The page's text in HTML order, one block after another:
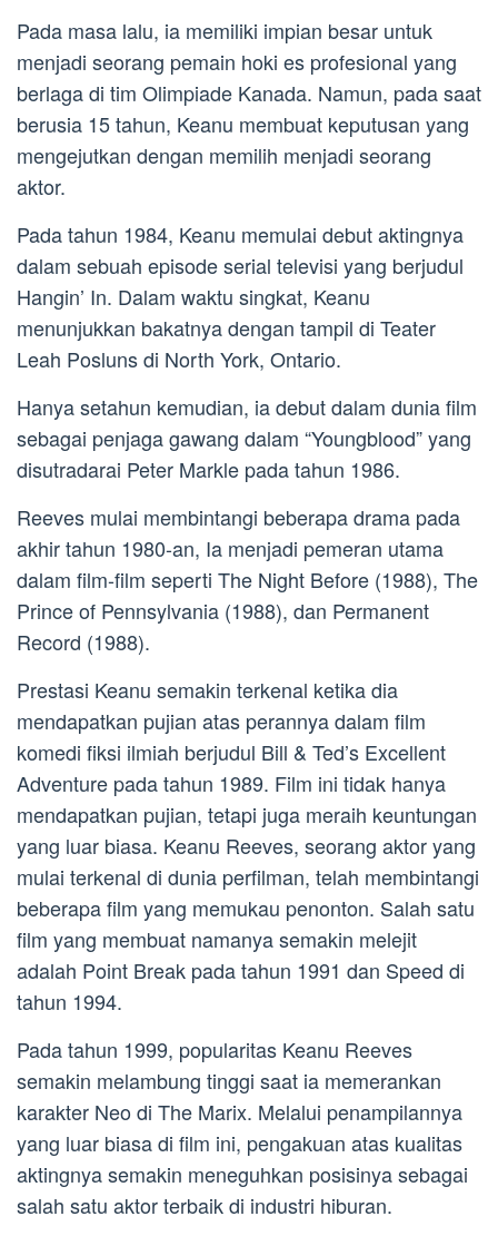
Pada masa lalu, ia memiliki impian besar untuk
menjadi seorang pemain hoki es profesional yang
berlaga di tim Olimpiade Kanada. Namun, pada saat
berusia 15 tahun, Keanu membuat keputusan yang
mengejutkan dengan memilih menjadi seorang
aktor.
Pada tahun 1984, Keanu memulai debut aktingnya
dalam sebuah episode serial televisi yang berjudul
Hangin’ In. Dalam waktu singkat, Keanu
menunjukkan bakatnya dengan tampil di Teater
Leah Posluns di North York, Ontario.
Hanya setahun kemudian, ia debut dalam dunia film
sebagai penjaga gawang dalam “Youngblood” yang
disutradarai Peter Markle pada tahun 1986.
Reeves mulai membintangi beberapa drama pada
akhir tahun 1980-an, Ia menjadi pemeran utama
dalam film-film seperti The Night Before (1988), The
Prince of Pennsylvania (1988), dan Permanent
Record (1988).
Prestasi Keanu semakin terkenal ketika dia
mendapatkan pujian atas perannya dalam film
komedi fiksi ilmiah berjudul Bill & Ted’s Excellent
Adventure pada tahun 1989. Film ini tidak hanya
mendapatkan pujian, tetapi juga meraih keuntungan
yang luar biasa. Keanu Reeves, seorang aktor yang
mulai terkenal di dunia perfilman, telah membintangi
beberapa film yang memukau penonton. Salah satu
film yang membuat namanya semakin melejit
adalah Point Break pada tahun 1991 dan Speed di
tahun 1994.
Pada tahun 1999, popularitas Keanu Reeves
semakin melambung tinggi saat ia memerankan
karakter Neo di The Marix. Melalui penampilannya
yang luar biasa di film ini, pengakuan atas kualitas
aktingnya semakin meneguhkan posisinya sebagai
salah satu aktor terbaik di industri hiburan.